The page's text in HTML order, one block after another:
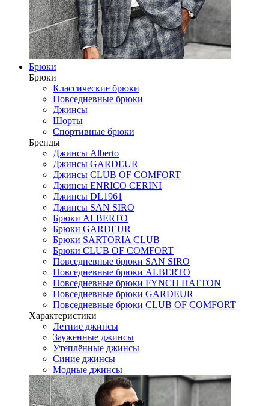
Брюки
Брюки
Классические брюки
Повседневные брюки
Джинсы
Шорты
Спортивные брюки
Бренды
Джинсы Alberto
Джинсы GARDEUR
Джинсы CLUB OF COMFORT
Джинсы ENRICO CERINI
Джинсы DL1961
Джинсы SAN SIRO
Брюки ALBERTO
Брюки GARDEUR
Брюки SARTORIA CLUB
Брюки CLUB OF COMFORT
Повседневные брюки SAN SIRO
Повседневные брюки ALBERTO
Повседневные брюки FYNCH HATTON
Повседневные брюки GARDEUR
Повседневные брюки CLUB OF COMFORT
Характеристики
Летние джинсы
Зауженные джинсы
Утеплённые джинсы
Синие джинсы
Модные джинсы